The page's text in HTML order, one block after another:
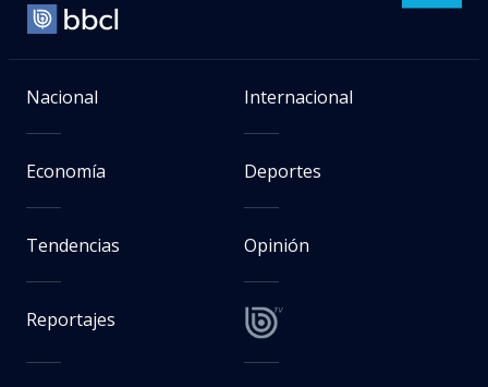
Nacional Internacional
Economía Deportes
Tendencias Opinión
Reportajes